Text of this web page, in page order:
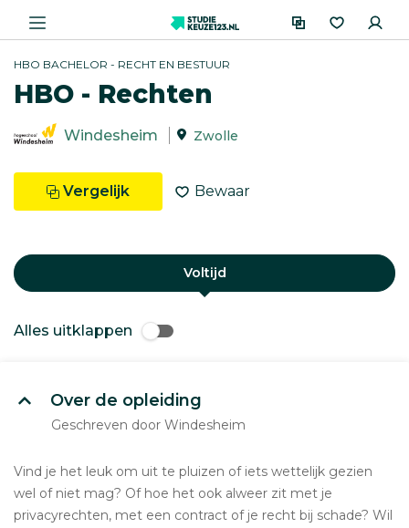
HBO BACHELOR - RECHT EN BESTUUR
HBO - Rechten
Windesheim Zwolle
Vergelijk Bewaar
Voltijd
Alles uitklappen
Over de opleiding
Geschreven door Windesheim
Vind je het leuk om uit te pluizen of iets wettelijk gezien
wel of niet mag? Of hoe het ook alweer zit met je
privacyrechten, met een contract of je recht bij schade? Wil